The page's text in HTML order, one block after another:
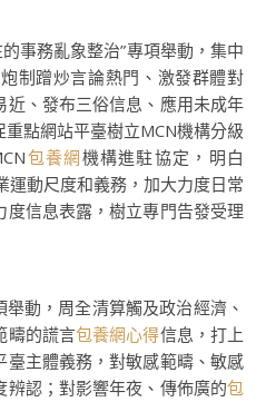
事務亂象整治”專項舉動，集中
制蹭炒言論熱門、激發群體對
近、發布三俗信息、應用未成年
點網站平臺樹立MCN機構分級
包養網機構進駐協定，明白
運動尺度和義務，加大力度日常
信息表露，樹立專門告發受理
動，周全清算觸及政治經濟、
疇的謊言包養網心得信息，打上
主體義務，對敏感範疇、敏感
認；對影響年夜、傳佈廣的包